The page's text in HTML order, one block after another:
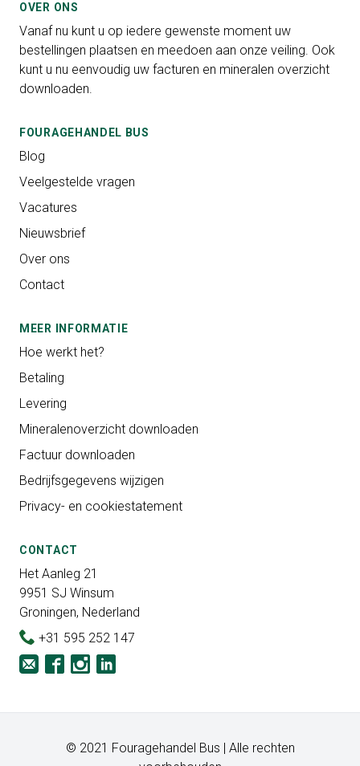
OVER ONS
Vanaf nu kunt u op iedere gewenste moment uw
bestellingen plaatsen en meedoen aan onze veiling. Ook
kunt u nu eenvoudig uw facturen en mineralen overzicht
downloaden.
FOURAGEHANDEL BUS
Blog
Veelgestelde vragen
Vacatures
Nieuwsbrief
Over ons
Contact
MEER INFORMATIE
Hoe werkt het?
Betaling
Levering
Mineralenoverzicht downloaden
Factuur downloaden
Bedrijfsgegevens wijzigen
Privacy- en cookiestatement
CONTACT
Het Aanleg 21
9951 SJ Winsum
Groningen, Nederland
+31 595 252 147
© 2021 Fouragehandel Bus | Alle rechten